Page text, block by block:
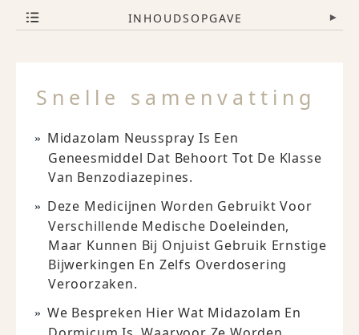
INHOUDSOPGAVE ▾
Snelle samenvatting
Midazolam Neusspray Is Een
Geneesmiddel Dat Behoort Tot De Klasse
Van Benzodiazepines.
Deze Medicijnen Worden Gebruikt Voor
Verschillende Medische Doeleinden,
Maar Kunnen Bij Onjuist Gebruik Ernstige
Bijwerkingen En Zelfs Overdosering
Veroorzaken.
We Bespreken Hier Wat Midazolam En